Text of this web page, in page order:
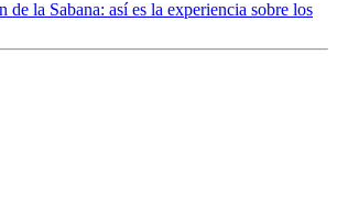
de la Sabana: así es la experiencia sobre los